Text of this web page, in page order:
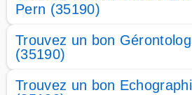
Pern (35190)
Trouvez un bon
(35190)
Trouvez un bon